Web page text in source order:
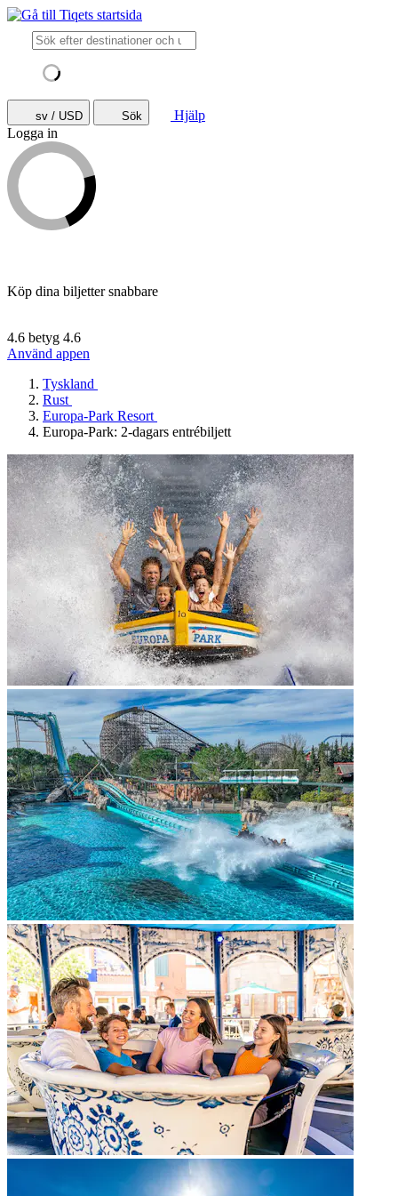
sv / USD Sök
Hjälp
Logga in
Köp dina biljetter snabbare
4.6 betyg 4.6
Använd appen
Tyskland
Rust
Europa-Park Resort
Europa-Park: 2-dagars entrébiljett